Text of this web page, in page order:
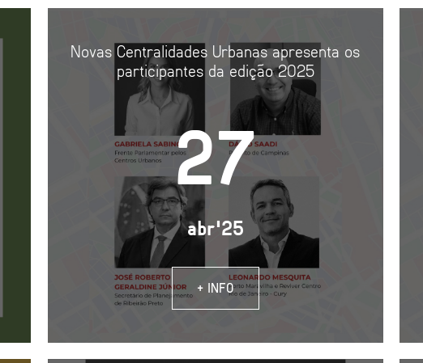
Novas Centralidades Urbanas apresenta os
participantes da edição 2025
27
abr'25
+ INFO